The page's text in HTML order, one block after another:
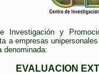
Investigación y
a empresas
denominada:
EVALUACION